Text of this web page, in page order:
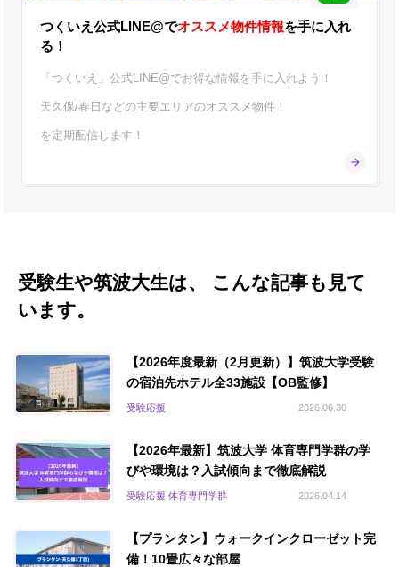
つくいえ公式LINE@でオススメ物件情報を手に入れ
る！
「つくいえ」公式LINE@でお得な情報を手に入れよう！
天久保/春日などの主要エリアのオススメ物件！
を定期配信します！
受験生や筑波大生は、 こんな記事も見て
います。
【2026年度最新（2月更新）】筑波大学受験
の宿泊先ホテル全33施設【OB監修】
2026.06.30
受験応援
【2026年最新】筑波大学 体育専門学群の学
びや環境は？入試傾向まで徹底解説
2026.04.14
受験応援 体育専門学群
【プランタン】ウォークインクローゼット完
備！10畳広々な部屋